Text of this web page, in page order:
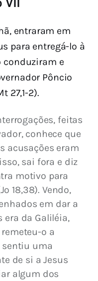
entraram em
para entregá-lo à
conduziram e
Pôncio
27,1-2).
feitas
conhece que
acusações eram
sai fora e diz
motivo para
18,38). Vendo,
em dar a
era da Galiléia,
o a
sentiu uma
de si a Jesus
algum dos